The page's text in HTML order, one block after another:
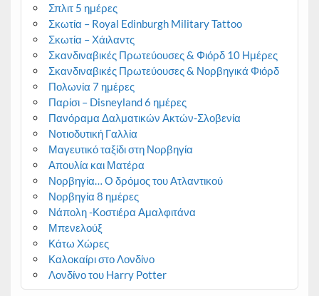
Σπλιτ 5 ημέρες
Σκωτία – Royal Edinburgh Military Tattoo
Σκωτία – Χάιλαντς
Σκανδιναβικές Πρωτεύουσες & Φιόρδ 10 Ημέρες
Σκανδιναβικές Πρωτεύουσες & Νορβηγικά Φιόρδ
Πολωνία 7 ημέρες
Παρίσι – Disneyland 6 ημέρες
Πανόραμα Δαλματικών Ακτών-Σλοβενία
Νοτιοδυτική Γαλλία
Μαγευτικό ταξίδι στη Νορβηγία
Απουλία και Ματέρα
Νορβηγία… Ο δρόμος του Ατλαντικού
Νορβηγία 8 ημέρες
Νάπολη -Κοστιέρα Αμαλφιτάνα
Μπενελούξ
Κάτω Χώρες
Καλοκαίρι στο Λονδίνο
Λονδίνο του Harry Potter